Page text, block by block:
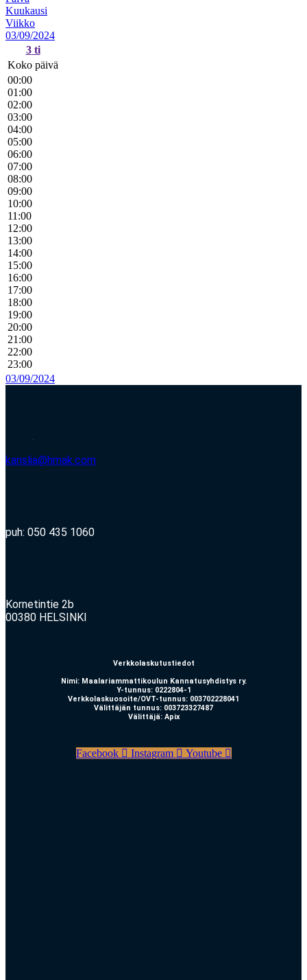
Kuukausi
Viikko
03/09/2024
3 ti
Koko päivä
00:00
01:00
02:00
03:00
04:00
05:00
06:00
07:00
08:00
09:00
10:00
11:00
12:00
13:00
14:00
15:00
16:00
17:00
18:00
19:00
20:00
21:00
22:00
23:00
03/09/2024
kanslia@hmak.com
puh: 050 435 1060
Kornetintie 2b
00380 HELSINKI
Verkkolaskutustiedot
Nimi: Maalariammattikoulun Kannatusyhdistys ry.
Y-tunnus: 0222804-1
Verkkolaskuosoite/OVT-tunnus: 003702228041
Välittäjän tunnus: 003723327487
Välittäjä: Apix
Facebook Instagram Youtube